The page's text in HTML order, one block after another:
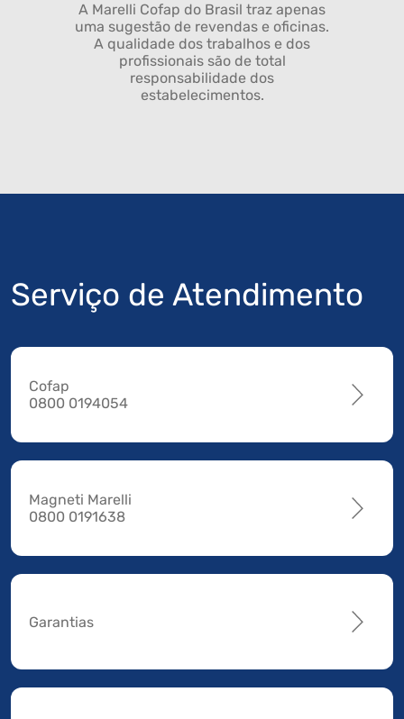
A Marelli Cofap do Brasil traz apenas
uma sugestão de revendas e oficinas.
A qualidade dos trabalhos e dos
profissionais são de total
responsabilidade dos
estabelecimentos.
Serviço de Atendimento
Cofap
0800 0194054
Magneti Marelli
0800 0191638
Garantias